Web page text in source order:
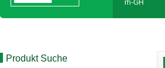
rh-GH
Produkt Suche